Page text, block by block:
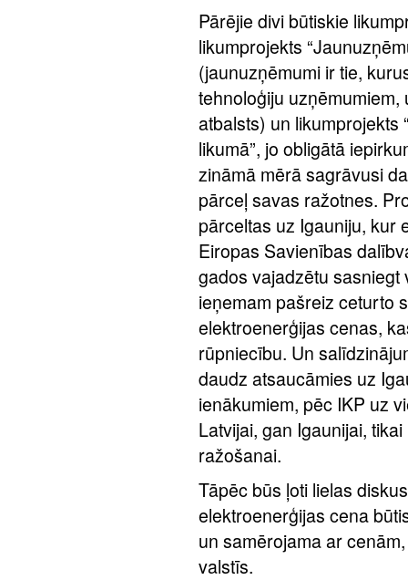
Pārējie divi būtiskie
likumprojekts
(jaunuzņēmumi ir tie,
tehnoloģiju
atbalsts) un likumprojekts
likumā”, jo obligātā
zināmā mērā sagrāvusi
pārceļ savas ražotnes.
pārceltas uz Igauniju, kur
Eiropas Savienības
gados vajadzētu sasniegt
ieņemam pašreiz ceturto
elektroenerģijas cenas,
rūpniecību. Un
daudz atsaucāmies uz
ienākumiem, pēc IKP uz
Latvijai, gan Igaunijai,
ražošanai.
Tāpēc būs ļoti lielas
elektroenerģijas cena
un samērojama ar
valstīs.